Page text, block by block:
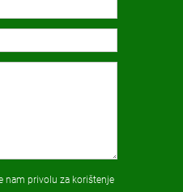
nam privolu za korištenje